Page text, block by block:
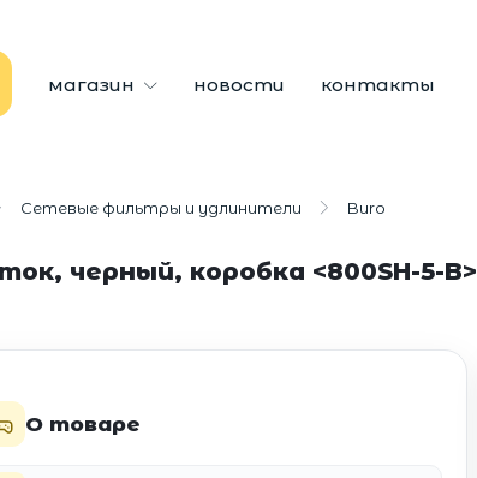
магазин новости контакты
Сетевые фильтры и удлинители Buro
черный, коробка <800SH-5-B>
О товаре